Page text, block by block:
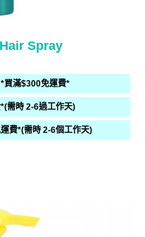
Spray
買滿$300免運費*
需時 2-6過工作天)
費*(需時 2-6個工作天)